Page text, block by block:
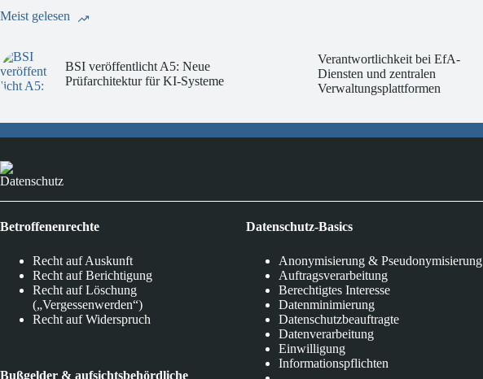
Meist gelesen
BSI veröffentlicht A5: Neue
Prüfarchitektur für KI-Systeme
Verantwortlichkeit bei EfA-
Diensten und zentralen
Verwaltungsplattformen
Datenschutz
Betroffenenrechte
Recht auf Auskunft
Recht auf Berichtigung
Recht auf Löschung
(„Vergessenwerden“)
Recht auf Widerspruch
Bußgelder & aufsichtsbehördliche
Datenschutz-Basics
Anonymisierung & Pseudonymisierung
Auftragsverarbeitung
Berechtigtes Interesse
Datenminimierung
Datenschutzbeauftragte
Datenverarbeitung
Einwilligung
Informationspflichten